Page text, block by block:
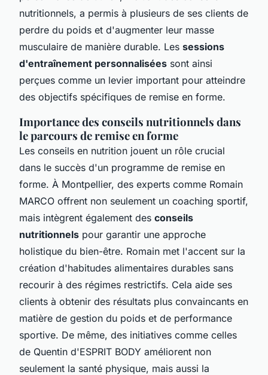
nutritionnels, a permis à plusieurs de ses clients de
perdre du poids et d'augmenter leur masse
musculaire de manière durable. Les sessions
d'entraînement personnalisées sont ainsi
perçues comme un levier important pour atteindre
des objectifs spécifiques de remise en forme.
Importance des conseils nutritionnels dans
le parcours de remise en forme
Les conseils en nutrition jouent un rôle crucial
dans le succès d'un programme de remise en
forme. À Montpellier, des experts comme Romain
MARCO offrent non seulement un coaching sportif,
mais intègrent également des conseils
nutritionnels pour garantir une approche
holistique du bien-être. Romain met l'accent sur la
création d'habitudes alimentaires durables sans
recourir à des régimes restrictifs. Cela aide ses
clients à obtenir des résultats plus convaincants en
matière de gestion du poids et de performance
sportive. De même, des initiatives comme celles
de Quentin d'ESPRIT BODY améliorent non
seulement la santé physique, mais aussi la